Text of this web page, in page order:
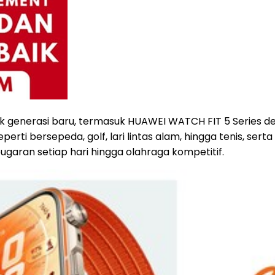
generasi baru, termasuk HUAWEI WATCH FIT 5
bersepeda, golf, lari lintas alam, hingga tenis,
setiap hari hingga olahraga kompetitif.